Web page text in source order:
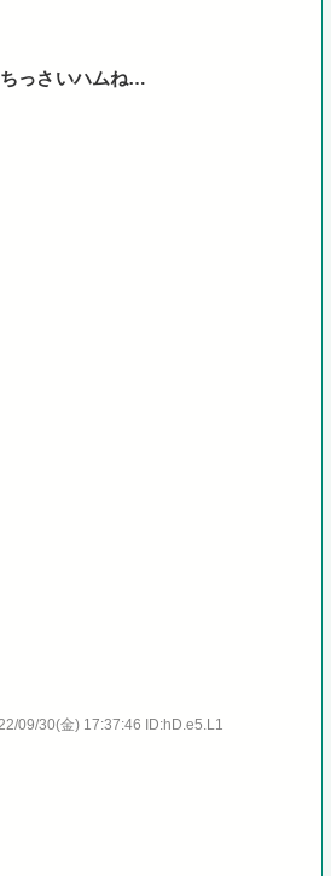
っさいハムね…
09/30(金) 17:37:46 ID:hD.e5.L1